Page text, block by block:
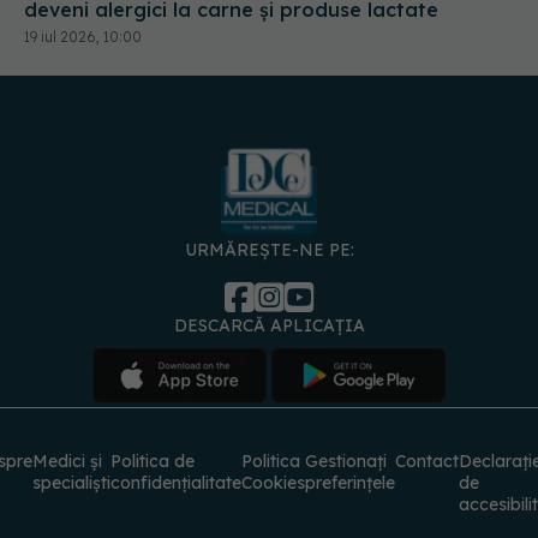
deveni alergici la carne și produse lactate
19 iul 2026, 10:00
URMĂREȘTE-NE PE:
DESCARCĂ APLICAȚIA
Medici și
specialiști
Politica de
confidențialitate
Politica
Cookies
Gestionați
preferințele
Contact
de